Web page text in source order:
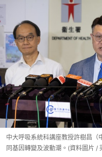
中大呼吸系統科講座教授許樹昌
同基因轉變及波動潮。(資料圖片 /